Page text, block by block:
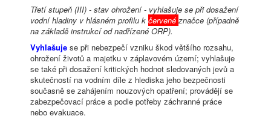
Třetí stupeň (III) - stav ohrožení - vyhlašuje se při dosažení
vodní hladiny v hlásném profilu k červenéznačce (případně
na základě instrukcí od nadřízené ORP).
Vyhlašuje se při nebezpečí vzniku škod většího rozsahu,
ohrožení životů a majetku v záplavovém území; vyhlašuje
se také při dosažení kritických hodnot sledovaných jevů a
skutečností na vodním díle z hlediska jeho bezpečnosti
současně se zahájením nouzových opatření; provádějí se
zabezpečovací práce a podle potřeby záchranné práce
nebo evakuace.